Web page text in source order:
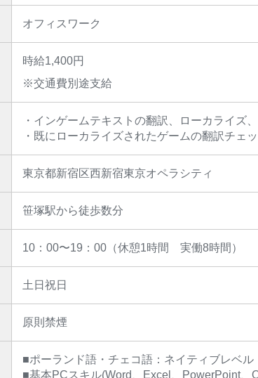
オフィスワーク
時給1,400円
※交通費別途支給
・インゲームテキストの翻訳、ローカライズ
・既にローカライズされたゲームの翻訳チェ
東京都新宿区西新宿東京オペラシティ
笹塚駅から徒歩数分
10：00〜19：00（休憩1時間 実働8時間）
土日祝日
原則禁煙
■ポーランド語・チェコ語：ネイティブレベル
■基本PCスキル(Word、Excel、PowerPoint、